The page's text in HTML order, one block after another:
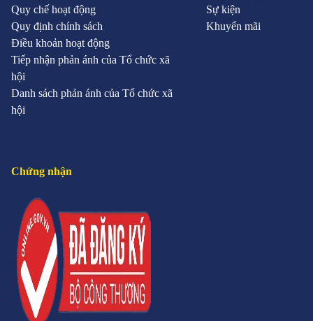
Quy chế hoạt động
Quy định chính sách
Điều khoản hoạt động
Tiếp nhận phản ánh của Tổ chức xã
hội
Danh sách phản ánh của Tổ chức xã
hội
Sự kiện
Khuyến mãi
Chứng nhận